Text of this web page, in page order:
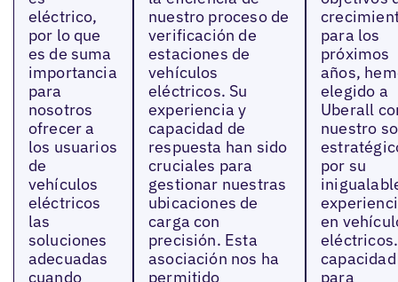
eléctrico,
por lo que
es de suma
importancia
para
nosotros
ofrecer a
los usuarios
de
vehículos
eléctricos
las
soluciones
adecuadas
cuando
nuestro proceso de
verificación de
estaciones de
vehículos
eléctricos. Su
experiencia y
capacidad de
respuesta han sido
cruciales para
gestionar nuestras
ubicaciones de
carga con
precisión. Esta
asociación nos ha
permitido
para los
próximos
años,
elegido a
Uberall
nuestro
por su
en
capacidad
para